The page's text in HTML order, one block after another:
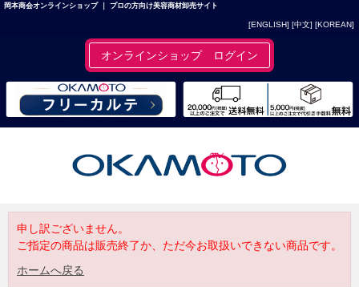
岡本商会オンラインショップ ｜ プロの方向け美容商材卸売サイト
[ENGLISH] [中文] [KOREAN]
オンラインショップ ログイン
申し訳ございません。
ご指定の商品は販売終了か、ただ今お取扱いできない商品です。
ホームへ戻る